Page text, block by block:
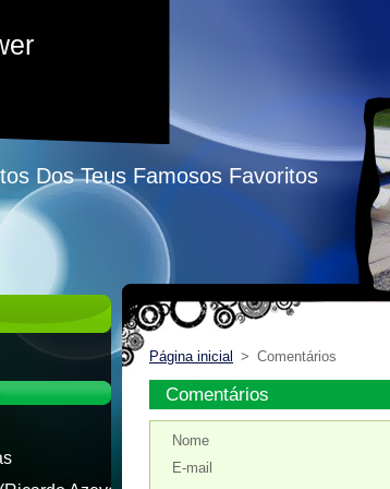
Dos Teus Famosos Favoritos
Página inicial > Comentários
Comentários
Nome
E-mail